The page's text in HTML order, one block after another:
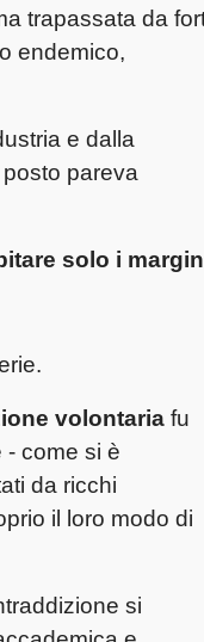
trapassata da
endemico,
e dalla
pareva
solo i
volontaria fu
- come si è
da ricchi
il loro modo di
si